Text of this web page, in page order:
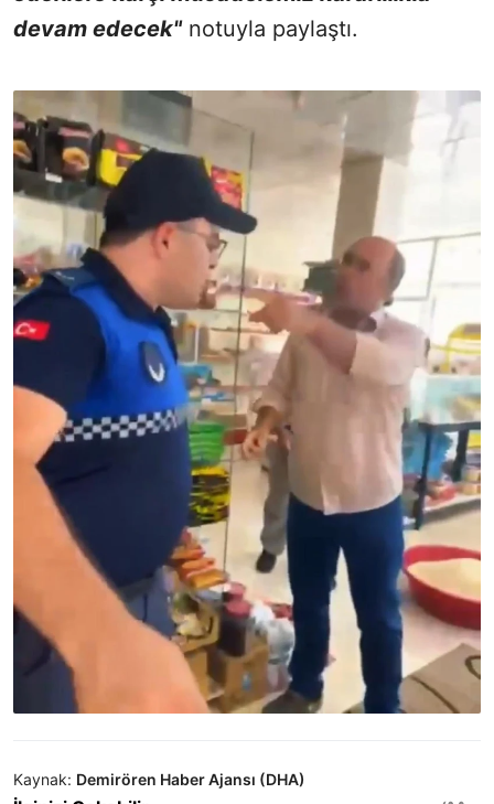
devam edecek"notuyla paylaştı.
Kaynak: Demirören Haber Ajansı (DHA)